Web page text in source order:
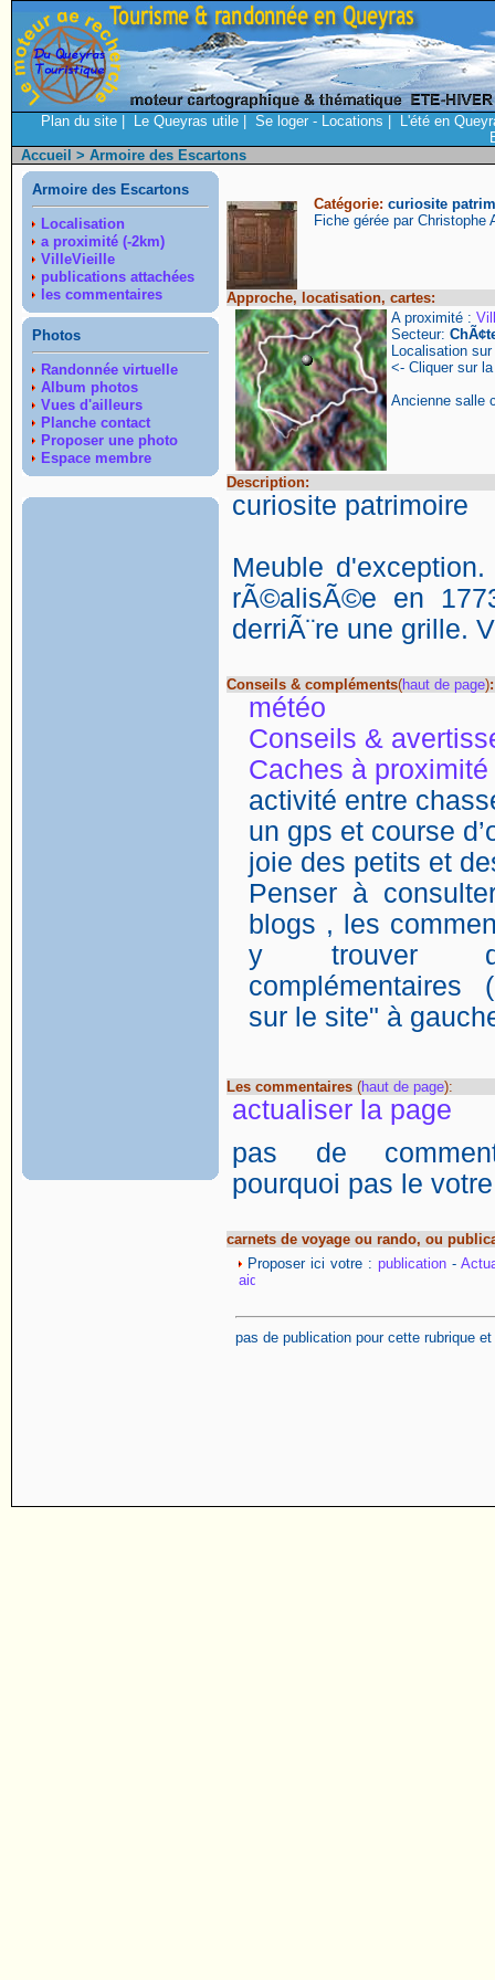
Plan du site Le Queyras utile Se loger - Locations
L'été en
Accueil > Armoire des Escartons
Armoire des Escartons
Localisation
a proximité (-2km)
VilleVieille
publications attachées
les commentaires
Photos
Randonnée virtuelle
Album photos
Vues d'ailleurs
Planche contact
Proposer une photo
Espace membre
Catégorie: curiosite
Fiche gérée par Christophe
Approche, locatisation, cartes:
A proximité :
Secteur:
Localisation sur
<- Cliquer sur
Ancienne salle
Description:
curiosite patrimoire
Meuble
rÃ©alisÃ©e en
derriÃ¨re une grille.
Conseils & compléments(haut de page):
météo
Conseils &
Caches à proximité
activité entre
un gps et course
joie des petits et
Penser à
blogs , les
y trouver
complémentaires
sur le site" à
Les commentaires (haut de page):
actualiser la page
pas de
pourquoi pas le
carnets de voyage ou rando, ou
Proposer ici votre : publication -
pas de publication pour cette rubrique